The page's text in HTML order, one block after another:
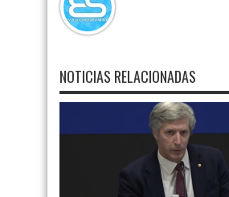
NOTICIAS RELACIONADAS